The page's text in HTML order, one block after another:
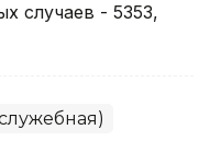
случаев - 5353,